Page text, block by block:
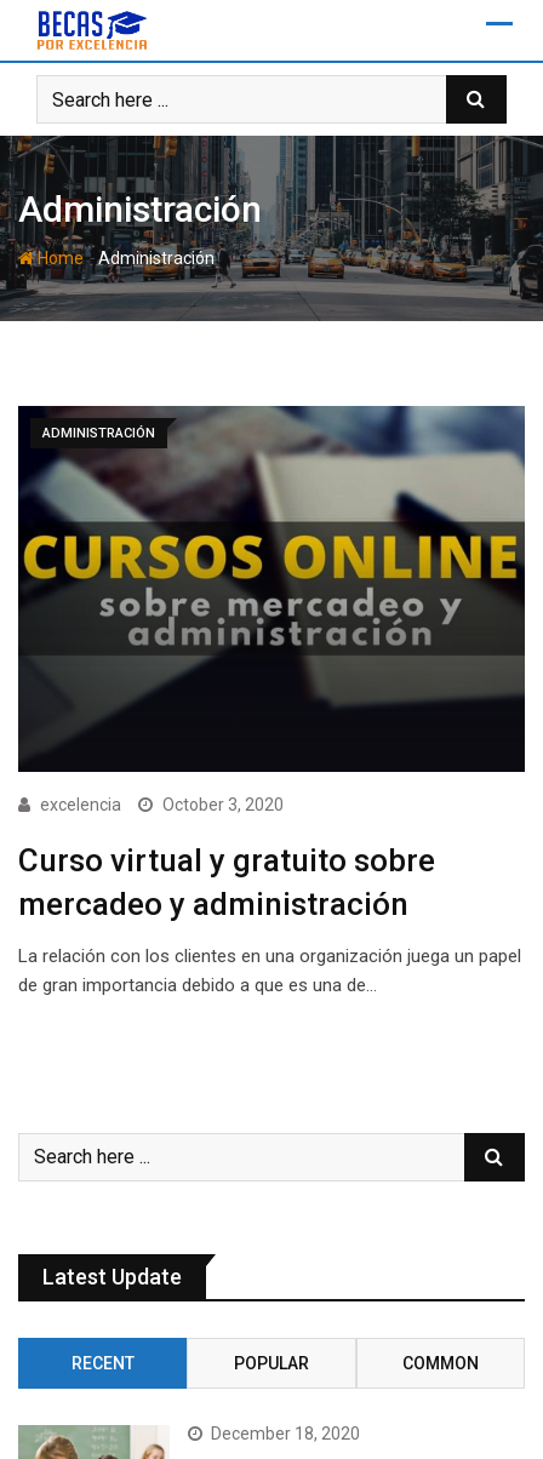
content
Administración
Home-Administración
ADMINISTRACIÓN
excelencia October 3, 2020
Curso virtual y gratuito sobre
mercadeo y administración
La relación con los clientes en una organización juega un papel
de gran importancia debido a que es una de…
Latest Update
RECENT POPULAR COMMON
December 18, 2020